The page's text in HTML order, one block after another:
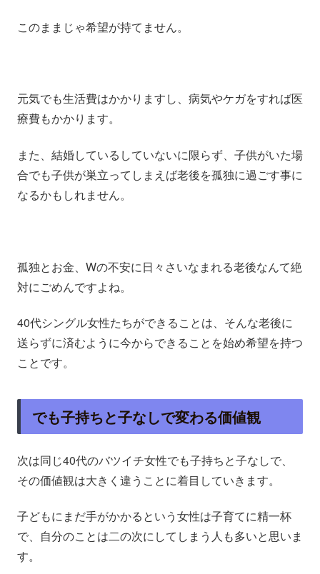
このままじゃ希望が持てません。
元気でも生活費はかかりますし、病気やケガをすれば医
療費もかかります。
また、結婚しているしていないに限らず、子供がいた場
合でも子供が巣立ってしまえば老後を孤独に過ごす事に
なるかもしれません。
孤独とお金、Wの不安に日々さいなまれる老後なんて絶
対にごめんですよね。
40代シングル女性たちができることは、そんな老後に
送らずに済むように今からできることを始め希望を持つ
ことです。
でも子持ちと子なしで変わる価値観
次は同じ40代のバツイチ女性でも子持ちと子なしで、
その価値観は大きく違うことに着目していきます。
子どもにまだ手がかかるという女性は子育てに精一杯
で、自分のことは二の次にしてしまう人も多いと思いま
す。